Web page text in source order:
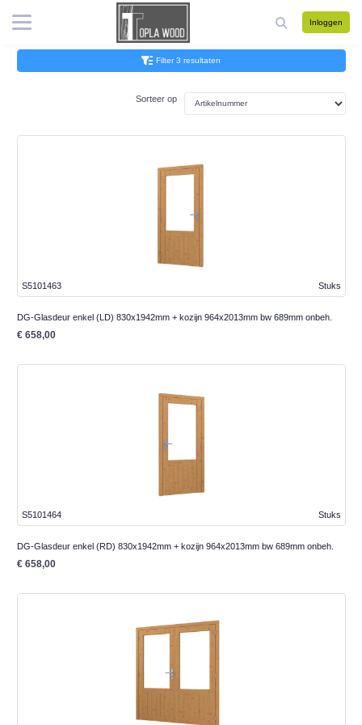
Inloggen
Filter 3 resultaten
Sorteer op
Stuks
S5101463
DG-Glasdeur enkel (LD) 830x1942mm + kozijn 964x2013mm bw 689mm onbeh.
€ 658,00
Stuks
S5101464
DG-Glasdeur enkel (RD) 830x1942mm + kozijn 964x2013mm bw 689mm onbeh.
€ 658,00